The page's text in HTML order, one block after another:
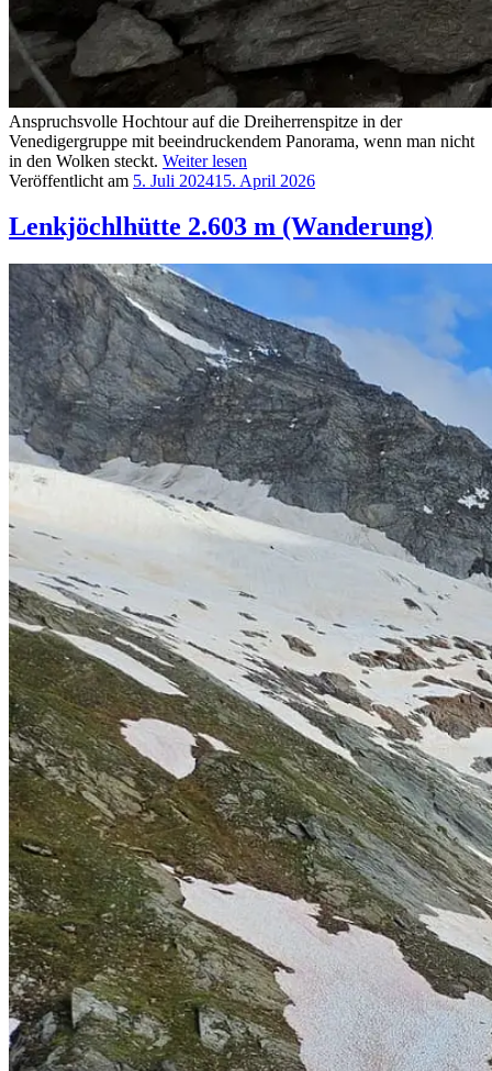
Anspruchsvolle Hochtour auf die Dreiherrenspitze in der
Venedigergruppe mit beeindruckendem Panorama, wenn man nicht
in den Wolken steckt. Weiter lesen
Veröffentlicht am 5. Juli 202415. April 2026
Lenkjöchlhütte 2.603 m (Wanderung)